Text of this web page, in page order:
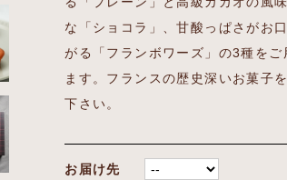
な「ショコラ」、甘酸っぱさがお
がる「フランボワーズ」の3種をご
ます。フランスの歴史深いお菓子
下さい。
お届け先